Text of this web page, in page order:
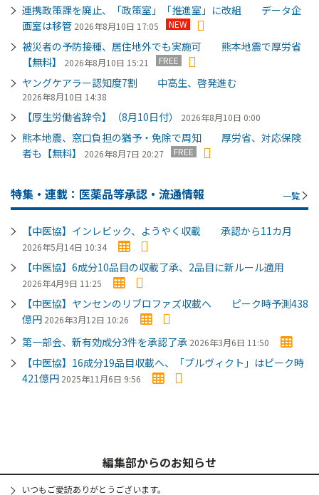
連携政策課を廃止、「政策室」「推進室」に改組 データ企
画室は移管 2026年8月10日 17:05 NEW
被災者の予防接種、居住地外でも実施可 熊本地震で厚労省
【無料】
2026年8月10日 15:21 FREE
ヤングケアラー認知度7割 中高生、啓発進む
2026年8月10日 14:38
【厚生労働省辞令】（8月10日付） 2026年8月10日 0:00
熊本地震、窓口負担の猶予・免除で周知 厚労省、対応保険
者も【無料】
2026年8月7日 20:27 FREE
特集・連載：医薬品等承認・流通情報 一覧
【中医協】インレビック、ようやく収載 承認から11カ月
2026年5月14日 10:34
【中医協】6成分10品目の収載了承、2品目に新ルール適用
2026年4月9日 11:25
【中医協】ヤンセンのリブロファズ収載へ ピーク時予測438
億円 2026年3月12日 10:26
第一部会、新有効成分3件を承認了承 2026年3月6日 11:50
【中医協】16成分19品目収載へ、「プルヴィクト」はピーク時
421億円 2025年11月6日 9:56
編集部からのお知らせ
いつもご愛読ありがとうございます。